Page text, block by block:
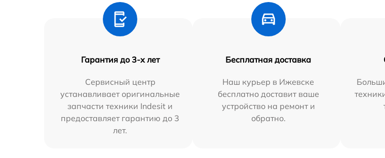
Гарантия до 3-х лет
Сервисный центр
устанавливает оригинальные
запчасти техники Indesit и
предоставляет гарантию до 3
лет.
Бесплатная доставка
Наш курьер в Ижевске
бесплатно доставит ваше
устройство на ремонт и
обратно.